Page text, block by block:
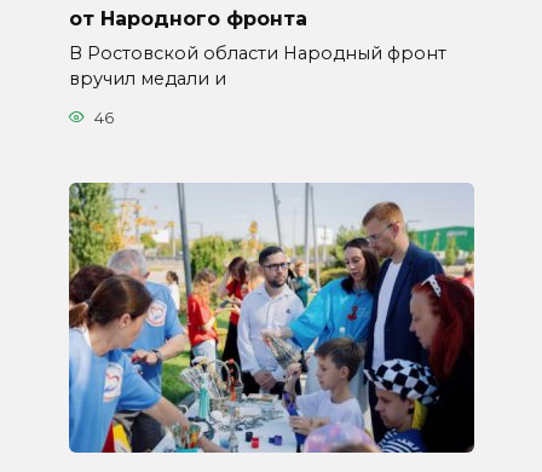
от Народного фронта
В Ростовской области Народный фронт
вручил медали и
46